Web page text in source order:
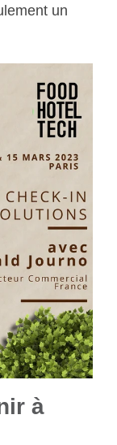
un
à